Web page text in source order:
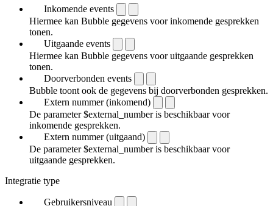
Inkomende events
Hiermee kan Bubble gegevens voor inkomende gesprekken
tonen.
Uitgaande events
Hiermee kan Bubble gegevens voor uitgaande gesprekken
tonen.
Doorverbonden events
Bubble toont ook de gegevens bij doorverbonden gesprekken.
Extern nummer (inkomend)
De parameter $external_number is beschikbaar voor
inkomende gesprekken.
Extern nummer (uitgaand)
De parameter $external_number is beschikbaar voor
uitgaande gesprekken.
Integratie type
Gebruikersniveau